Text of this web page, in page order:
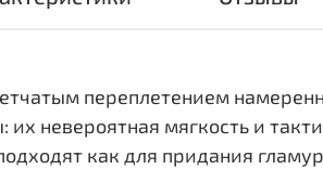
переплетением
невероятная мягкость и
как для придания